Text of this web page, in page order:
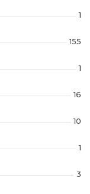
1
155
1
16
10
1
3